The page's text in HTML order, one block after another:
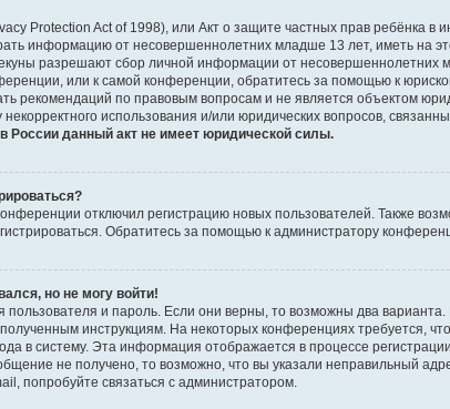
Protection Act of 1998), или Акт о защите частных прав ребёнка
информацию от несовершеннолетних младше 13 лет, иметь на
разрешают сбор личной информации от несовершеннолетних
или к самой конференции, обратитесь за помощью к
рекомендаций по правовым вопросам и не является объектом
использования и/или юридических вопросов,
России данный акт не имеет юридической силы.
отключил регистрацию новых пользователей. Также
Обратитесь за помощью к администратору
но не могу войти!
пользователя и пароль. Если они верны, то возможны два
инструкциям. На некоторых конференциях требуется,
в систему. Эта информация отображается в процессе
не получено, то возможно, что вы указали неправильный
попробуйте связаться с администратором.